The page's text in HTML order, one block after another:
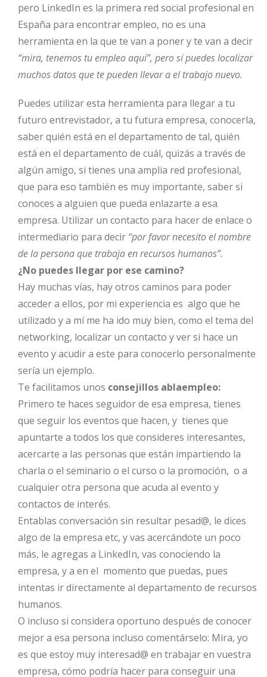
pero LinkedIn es la primera red social profesional en
España para encontrar empleo, no es una
herramienta en la que te van a poner y te van a decir
“mira, tenemos tu empleo aquí”, pero sí puedes localizar
muchos datos que te pueden llevar a el trabajo nuevo.
Puedes utilizar esta herramienta para llegar a tu
futuro entrevistador, a tu futura empresa, conocerla,
saber quién está en el departamento de tal, quién
está en el departamento de cuál, quizás a través de
algún amigo, si tienes una amplia red profesional,
que para eso también es muy importante, saber si
conoces a alguien que pueda enlazarte a esa
empresa. Utilizar un contacto para hacer de enlace o
intermediario para decir “por favor necesito el nombre
de la persona que trabaja en recursos humanos”.
¿No puedes llegar por ese camino?
Hay muchas vías, hay otros caminos para poder
acceder a ellos, por mi experiencia es algo que he
utilizado y a mí me ha ido muy bien, como el tema del
networking, localizar un contacto y ver si hace un
evento y acudir a este para conocerlo personalmente
sería un ejemplo.
Te facilitamos unos consejillos ablaempleo:
Primero te haces seguidor de esa empresa, tienes
que seguir los eventos que hacen, y tienes que
apuntarte a todos los que consideres interesantes,
acercarte a las personas que están impartiendo la
charla o el seminario o el curso o la promoción, o a
cualquier otra persona que acuda al evento y
contactos de interés.
Entablas conversación sin resultar pesad@, le dices
algo de la empresa etc, y vas acercándote un poco
más, le agregas a LinkedIn, vas conociendo la
empresa, y a en el momento que puedas, pues
intentas ir directamente al departamento de recursos
humanos.
O incluso si considera oportuno después de conocer
mejor a esa persona incluso comentárselo: Mira, yo
es que estoy muy interesad@ en trabajar en vuestra
empresa, cómo podría hacer para conseguir una